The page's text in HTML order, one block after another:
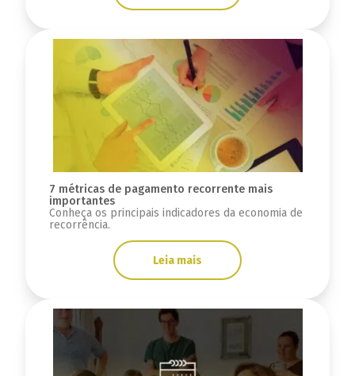
7 métricas de pagamento recorrente mais
importantes
Conheça os principais indicadores da economia de
recorrência.
Leia mais